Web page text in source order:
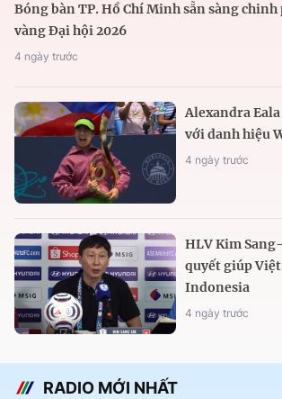
Bóng bàn TP. Hồ Chí Minh sẵn sàng
vàng Đại hội 2026
4 ngày trước
Alexandra
với danh hiệu
4 ngày trước
HLV Kim
quyết giúp
Indonesia
4 ngày trước
RADIO MỚI NHẤT